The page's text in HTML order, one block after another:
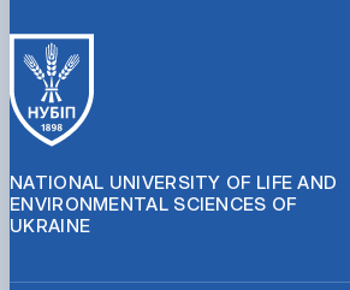
NATIONAL UNIVERSITY OF LIFE AND
ENVIRONMENTAL SCIENCES OF
UKRAINE